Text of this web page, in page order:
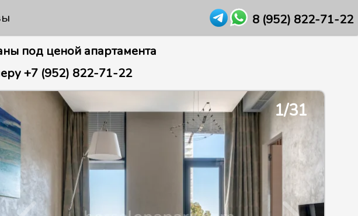
8 (952) 822-71-22
под ценой апартамента
+7 (952) 822-71-22
2/21 1/31